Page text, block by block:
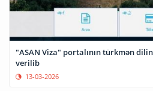
"ASAN Viza" portalının türkmən
verilib
13-03-2026